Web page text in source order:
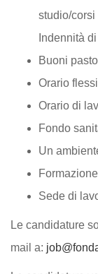
studio/
Indennità
Buoni pasto
Orario
Orario di
Fondo
Un
Sede di
Le candidature
mail a: